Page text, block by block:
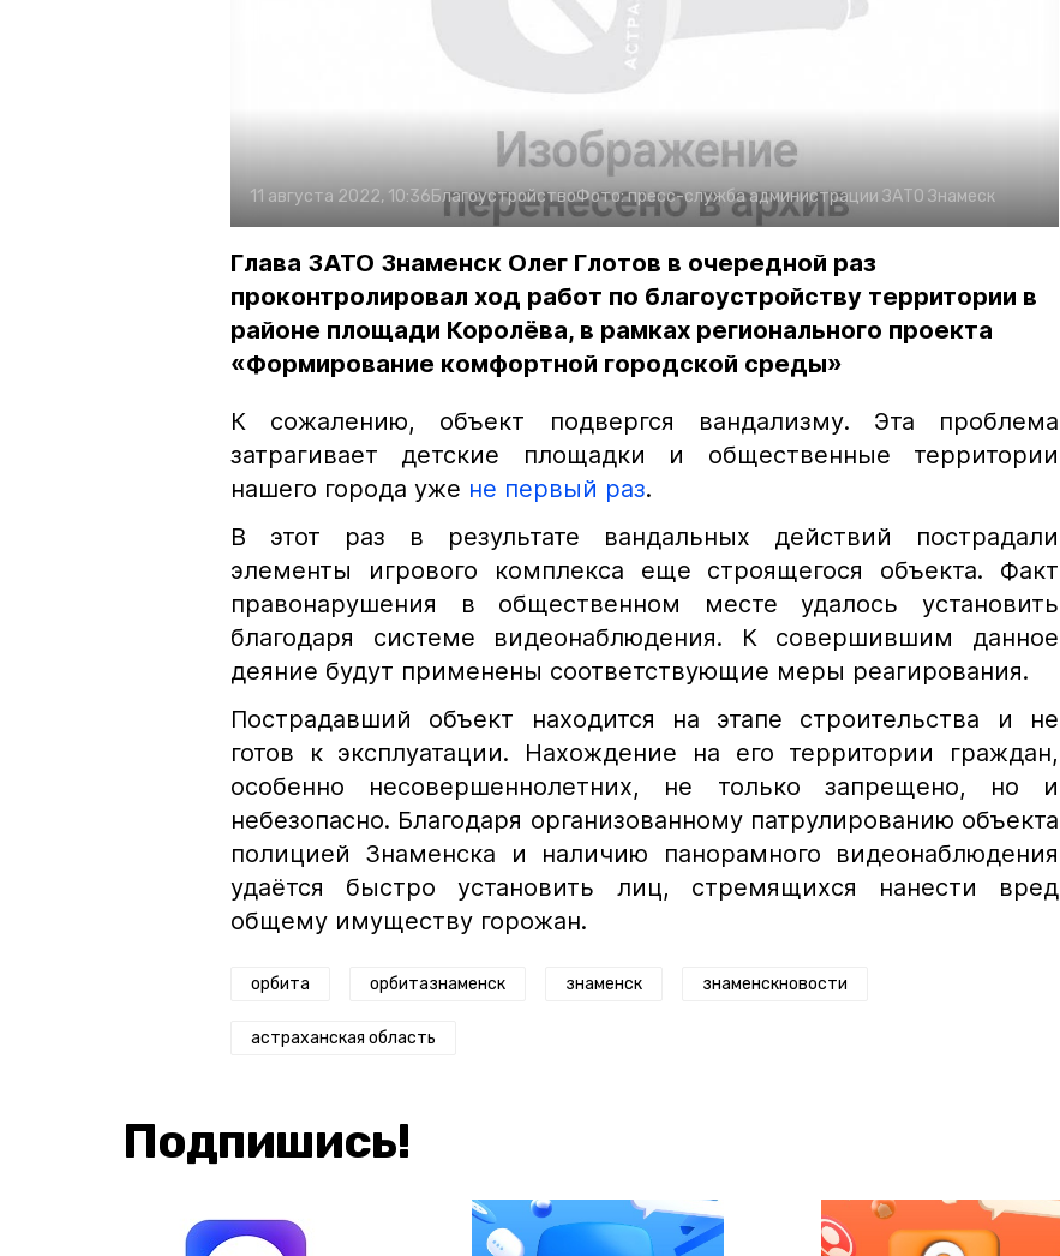
11 августа 2022, 10:36БлагоустройствоФото:пресс-служба администрации ЗАТО Знамеск
Глава ЗАТО Знаменск Олег Глотов в очередной раз
проконтролировал ход работ по благоустройству территории в
районе площади Королёва, в рамках регионального проекта
«Формирование комфортной городской среды»
К сожалению, объект подвергся вандализму. Эта проблема
затрагивает детские площадки и общественные территории
нашего города уже не первый раз.
В этот раз в результате вандальных действий пострадали
элементы игрового комплекса еще строящегося объекта. Факт
правонарушения в общественном месте удалось установить
благодаря системе видеонаблюдения. К совершившим данное
деяние будут применены соответствующие меры реагирования.
Пострадавший объект находится на этапе строительства и не
готов к эксплуатации. Нахождение на его территории граждан,
особенно несовершеннолетних, не только запрещено, но и
небезопасно. Благодаря организованному патрулированию объекта
полицией Знаменска и наличию панорамного видеонаблюдения
удаётся быстро установить лиц, стремящихся нанести вред
общему имуществу горожан.
орбита орбитазнаменск знаменск знаменскновости
астраханская область
Подпишись!